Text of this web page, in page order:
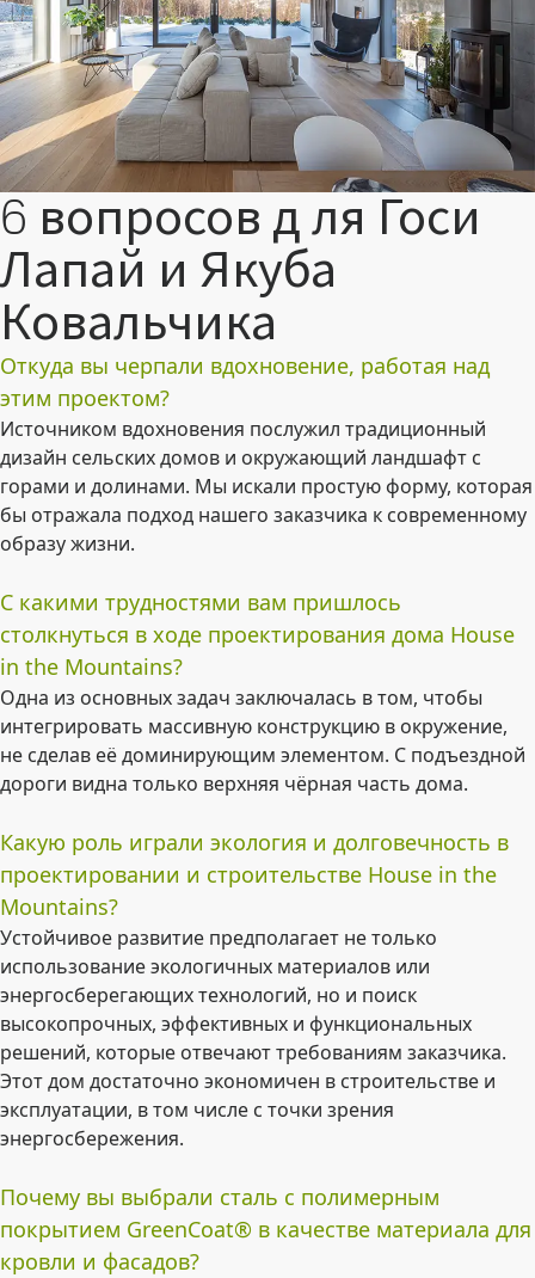
6 вопросов д ля Госи
Лапай и Якуба
Ковальчика
Откуда вы черпали вдохновение, работая над
этим проектом?
Источником вдохновения послужил традиционный
дизайн сельских домов и окружающий ландшафт с
горами и долинами. Мы искали простую форму, которая
бы отражала подход нашего заказчика к современному
образу жизни.
С какими трудностями вам пришлось
столкнуться в ходе проектирования дома House
in the Mountains?
Одна из основных задач заключалась в том, чтобы
интегрировать массивную конструкцию в окружение,
не сделав её доминирующим элементом. С подъездной
дороги видна только верхняя чёрная часть дома.
Какую роль играли экология и долговечность в
проектировании и строительстве House in the
Mountains?
Устойчивое развитие предполагает не только
использование экологичных материалов или
энергосберегающих технологий, но и поиск
высокопрочных, эффективных и функциональных
решений, которые отвечают требованиям заказчика.
Этот дом достаточно экономичен в строительстве и
эксплуатации, в том числе с точки зрения
энергосбережения.
Почему вы выбрали сталь с полимерным
покрытием GreenCoat® в качестве материала для
кровли и фасадов?